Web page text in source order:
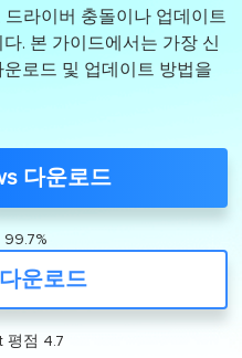
드라이버 충돌이나 업데이트
. 본 가이드에서는 가장 신
로드 및 업데이트 방법을
다운로드
99.7%
운로드
평점 4.7